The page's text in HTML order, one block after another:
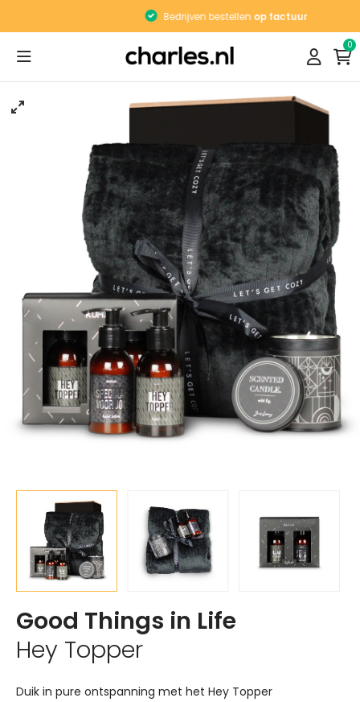
Bedrijven bestellenop factuur
0
Good Things in Life
Hey Topper
Duik in pure ontspanning met het Hey Topper